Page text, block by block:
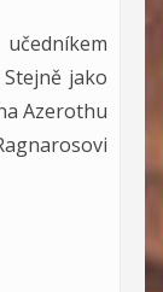
jako
Azerothu